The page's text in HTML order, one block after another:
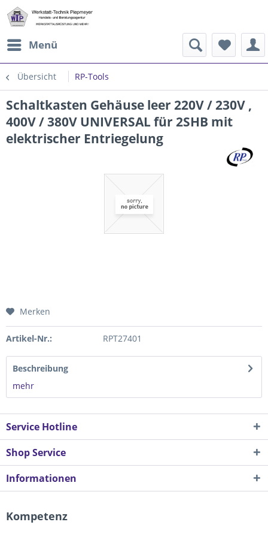
Menü
Übersicht RP-Tools
Schaltkasten Gehäuse leer 220V / 230V ,
400V / 380V UNIVERSAL für 2SHB mit
elektrischer Entriegelung
Merken
Artikel-Nr.: RPT27401
Beschreibung
mehr
Service Hotline
Shop Service
Informationen
Kompetenz